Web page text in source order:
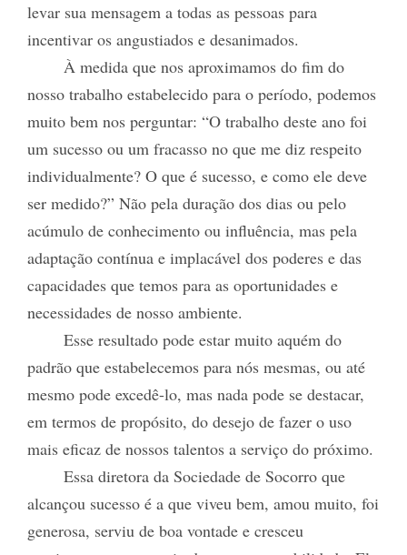
levar sua mensagem a todas as pessoas para
incentivar os angustiados e desanimados.
À medida que nos aproximamos do fim do
nosso trabalho estabelecido para o período, podemos
muito bem nos perguntar: “O trabalho deste ano foi
um sucesso ou um fracasso no que me diz respeito
individualmente? O que é sucesso, e como ele deve
ser medido?” Não pela duração dos dias ou pelo
acúmulo de conhecimento ou influência, mas pela
adaptação contínua e implacável dos poderes e das
capacidades que temos para as oportunidades e
necessidades de nosso ambiente.
Esse resultado pode estar muito aquém do
padrão que estabelecemos para nós mesmas, ou até
mesmo pode excedê-lo, mas nada pode se destacar,
em termos de propósito, do desejo de fazer o uso
mais eficaz de nossos talentos a serviço do próximo.
Essa diretora da Sociedade de Socorro que
alcançou sucesso é a que viveu bem, amou muito, foi
generosa, serviu de boa vontade e cresceu